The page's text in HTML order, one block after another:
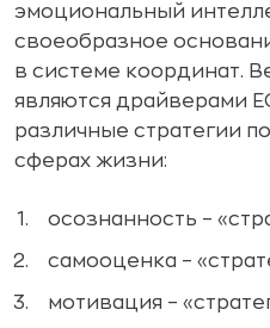
эмоциональный
своеобразное
в системе координат.
являются драйверами
различные стратегии
сферах жизни:
осознанность –
самооценка –
мотивация –